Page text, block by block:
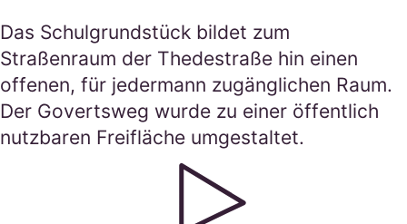
Das Schulgrundstück bildet zum
Straßenraum der Thedestraße hin einen
offenen, für jedermann zugänglichen Raum.
Der Govertsweg wurde zu einer öffentlich
nutzbaren Freifläche umgestaltet.